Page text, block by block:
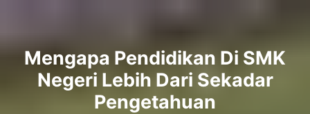
Button
Mengapa Pendidikan Di SMK
Negeri Lebih Dari Sekadar
Pengetahuan